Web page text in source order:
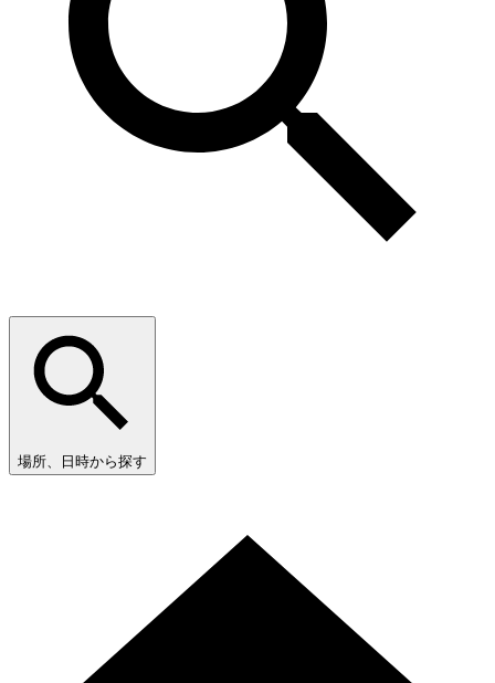
場所、日時から探す